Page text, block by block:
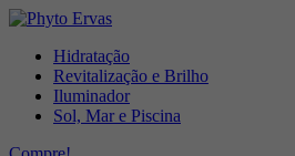
Hidratação
Revitalização e Brilho
Iluminador
Sol, Mar e Piscina